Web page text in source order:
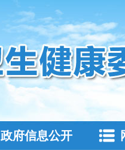
政府信息公开